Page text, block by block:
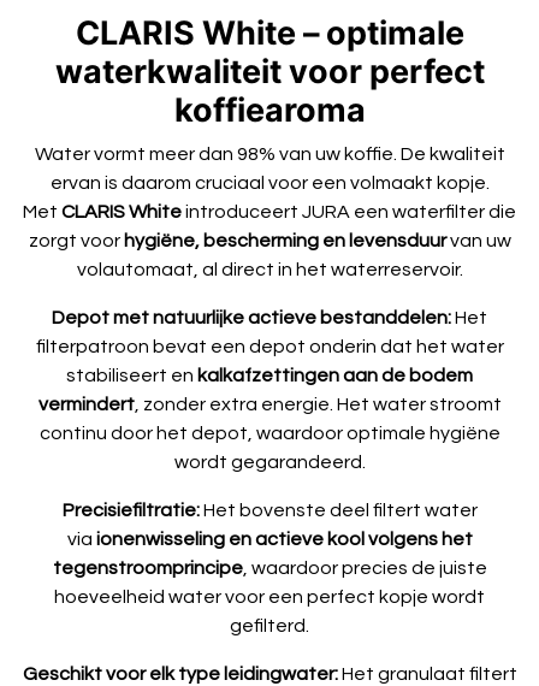
CLARIS White – optimale
waterkwaliteit voor perfect
koffiearoma
Water vormt meer dan 98% van uw koffie. De kwaliteit
ervan is daarom cruciaal voor een volmaakt kopje.
Met CLARIS Whiteintroduceert JURA een waterfilter die
zorgt voor hygiëne, bescherming en levensduurvan uw
volautomaat, al direct in het waterreservoir.
Depot met natuurlijke actieve bestanddelen:Het
filterpatroon bevat een depot onderin dat het water
stabiliseert en kalkafzettingen aan de bodem
vermindert, zonder extra energie. Het water stroomt
continu door het depot, waardoor optimale hygiëne
wordt gegarandeerd.
Precisiefiltratie:Het bovenste deel filtert water
via ionenwisseling en actieve kool volgens het
tegenstroomprincipe, waardoor precies de juiste
hoeveelheid water voor een perfect kopje wordt
gefilterd.
Geschikt voor elk type leidingwater:Het granulaat filtert